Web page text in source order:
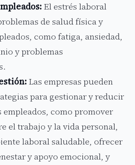
El estrés laboral
de salud física y
como fatiga, ansiedad,
y problemas
Las empresas pueden
para gestionar y reducir
empleados, como promover
el trabajo y la vida personal,
laboral saludable, ofrecer
y apoyo emocional, y